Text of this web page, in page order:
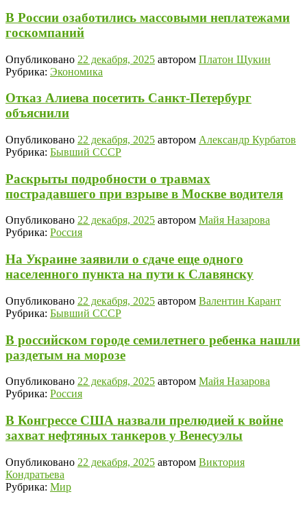
В России озаботились массовыми неплатежами
госкомпаний
Опубликовано 22 декабря, 2025 автором Платон Щукин
Рубрика: Экономика
Отказ Алиева посетить Санкт-Петербург
объяснили
Опубликовано 22 декабря, 2025 автором Александр Курбатов
Рубрика: Бывший СССР
Раскрыты подробности о травмах
пострадавшего при взрыве в Москве водителя
Опубликовано 22 декабря, 2025 автором Майя Назарова
Рубрика: Россия
На Украине заявили о сдаче еще одного
населенного пункта на пути к Славянску
Опубликовано 22 декабря, 2025 автором Валентин Карант
Рубрика: Бывший СССР
В российском городе семилетнего ребенка нашли
раздетым на морозе
Опубликовано 22 декабря, 2025 автором Майя Назарова
Рубрика: Россия
В Конгрессе США назвали прелюдией к войне
захват нефтяных танкеров у Венесуэлы
Опубликовано 22 декабря, 2025 автором Виктория
Кондратьева
Рубрика: Мир